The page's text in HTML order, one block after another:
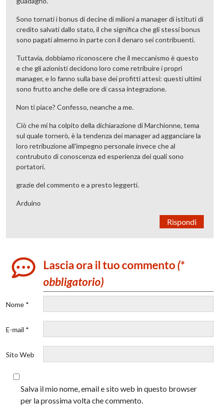
Sono tornati i bonus di decine di milioni a manager di istituti di
credito salvati dallo stato, il che significa che gli stessi bonus
sono pagati almerno in parte con il denaro sei contribuenti.
Tuttavia, dobbiamo riconoscere che il meccanismo è questo
e che gli azionisti decidono loro come retribuire i propri
manager, e lo fanno sulla base dei profitti attesi: questi ultimi
sono frutto anche delle ore di cassa integrazione.
Non ti piace? Confesso, neanche a me.
Ciò che mi ha colpito della dichiarazione di Marchionne, tema
sul quale tornerò, è la tendenza dei manager ad agganciare la
loro retribuzione all'impegno personale invece che al
contrubuto di conoscenza ed esperienza dei quali sono
portatori.
grazie del commento e a presto leggerti.
Arduino
Rispondi
Lascia ora il tuo commento(*
obbligatorio)
Nome *
E-mail *
Sito Web
Salva il mio nome, email e sito web in questo browser
per la prossima volta che commento.